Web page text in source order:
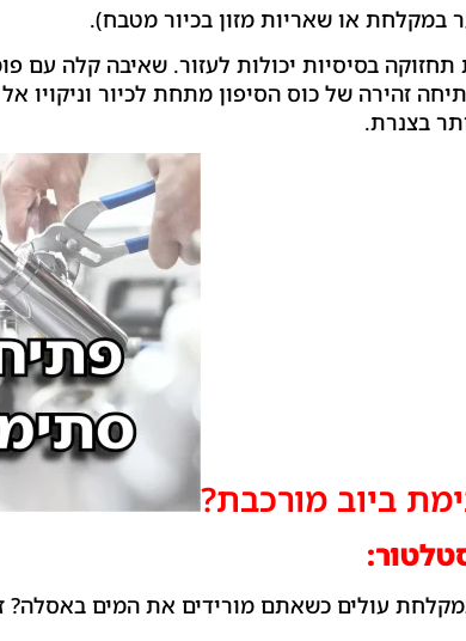
במקלחת או שאריות מזון בכיור מטבח).
בסיסיות יכולות לעזור. שאיבה קלה עם
זהירה של כוס הסיפון מתחת לכיור וניקויו
בצנרת.
ביוב מורכבת?
עולים כשאתם מורידים את המים באסלה?